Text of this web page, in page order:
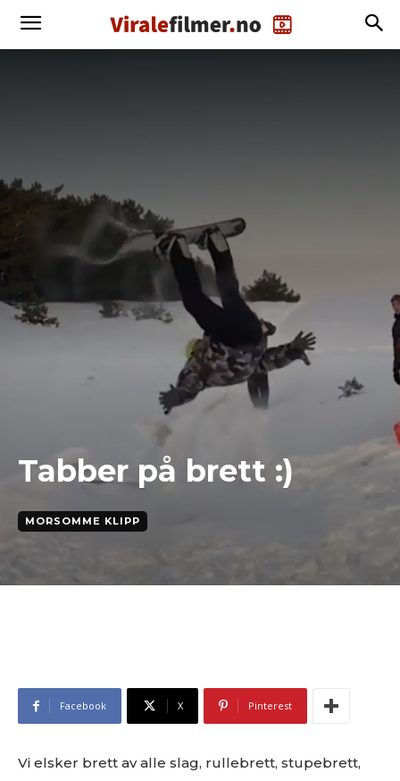
Tabber på brett :)
MORSOMME KLIPP
Facebook X Pinterest
Vi elsker brett av alle slag, rullebrett, stupebrett,